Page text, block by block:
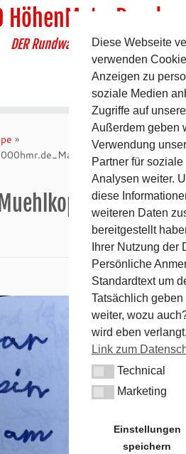
DER Rundwanderweg um
»
05-27
Nächstes →
Diese Webseite
verwenden
Anzeigen zu
soziale Medien
Zugriffe auf
Außerdem geben
Verwendung
Partner für
Analysen weiter.
diese
weiteren Daten
bereitgestellt
Ihrer Nutzung der
Persönliche
Standardtext um
Tatsächlich
weiter, wozu
wird eben
Link zum
TechnicalTechnical
MarketingMarketing
Einstellungen
speichern